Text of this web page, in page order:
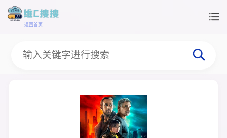
返回首页